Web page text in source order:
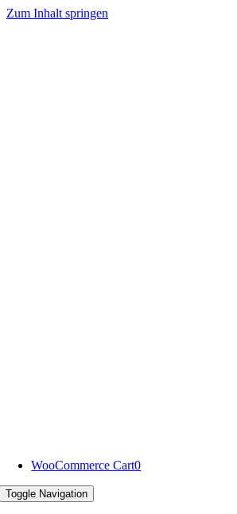
Zum Inhalt springen
WooCommerce Cart0
Toggle Navigation